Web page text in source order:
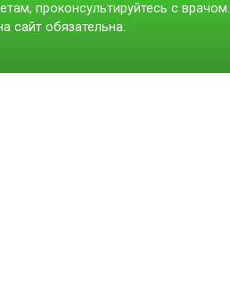
проконсультируйтесь с врачом.
сайт обязательна.